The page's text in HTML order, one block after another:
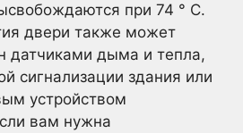
при 74 ° C.
двери также может
датчиками дыма и тепла,
сигнализации здания или
устройством
вам нужна